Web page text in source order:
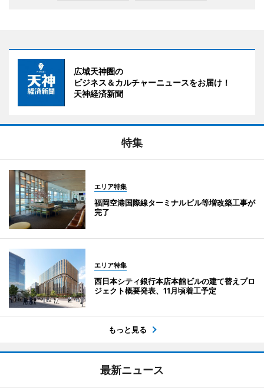
広域天神圏の
ビジネス＆カルチャーニュースをお届け！
天神経済新聞
特集
エリア特集
福岡空港国際線ターミナルビル等増改築工事が
完了
エリア特集
西日本シティ銀行本店本館ビルの建て替えプロ
ジェクト概要発表、11月頃着工予定
もっと見る
最新ニュース